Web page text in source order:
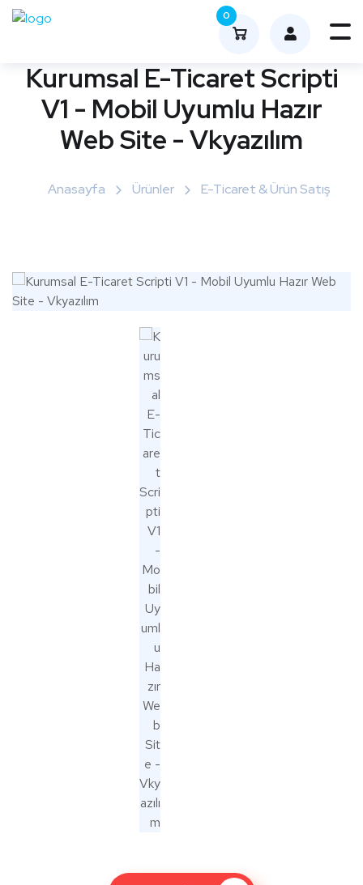
0
Me
nüy
Kurumsal E-Ticaret Scripti
V1 - Mobil Uyumlu Hazır
Web Site - Vkyazılım
Anasayfa Ürünler E-Ticaret & Ürün Satış